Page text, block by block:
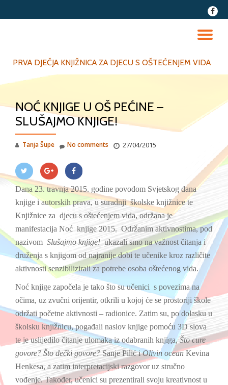
fa-
PRVA DJEČJA KNJIŽNICA ZA DJECU S OŠTEĆENJEM VIDA
NOĆ KNJIGE U OŠ PEĆINE –
SLUŠAJMO KNJIGE!
Tanja Šupe 27/04/2015
No comments
Dana 23. travnja 2015. godine povodom Svjetskog dana
knjige i autorskih prava, u suradnji školske knjižnice te
Knjižnice za djecu s oštećenjem vida, održana je
manifestacija Noć knjige 2015. Održanim aktivnostima, pod
nazivom Slušajmo knjige! ukazali smo na važnost čitanja i
druženja s knjigom od najranije dobi te učenike kroz različite
aktivnosti senzibilizirali za potrebe osoba oštećenog vida.
Noć knjige započela je tako što su učenici s povezima na
očima, uz zvučni orijentir, otkrili u kojoj će se prostoriji škole
održati početne aktivnosti – radionice. Zatim su, po dolasku u
školsku knjižnicu, pogađali naslov knjige pomoću 3D slova
te je uslijedilo čitanje ulomaka iz odabranih knjiga,Što cure
govore? Što dečki govore?Sanje Pilić iOlivin oceanKevina
Henkesa, a zatim interpretacijski razgovor uz stručno
vođenje. Također, učenici su prezentirali svoju kreativnost u